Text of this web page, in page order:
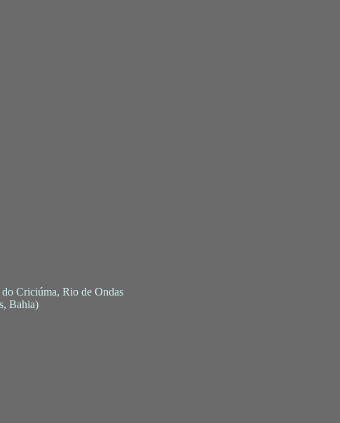
Criciúma, Rio de Ondas
Bahia)